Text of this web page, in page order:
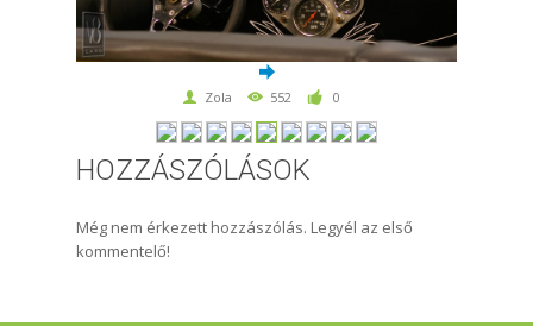
Zola 552 0
HOZZÁSZÓLÁSOK
Még nem érkezett hozzászólás. Legyél az első
kommentelő!